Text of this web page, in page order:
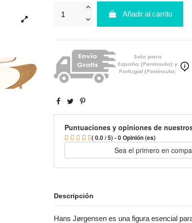
Añadir al carrito
Puntuaciones y opiniones de
( 0.0 / 5) - 0 Opinión (es)
Sea el primero en
Descripción
Hans Jørgensen es una figura esencial